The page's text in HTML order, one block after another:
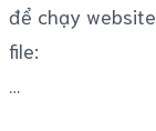
để chạy
file: